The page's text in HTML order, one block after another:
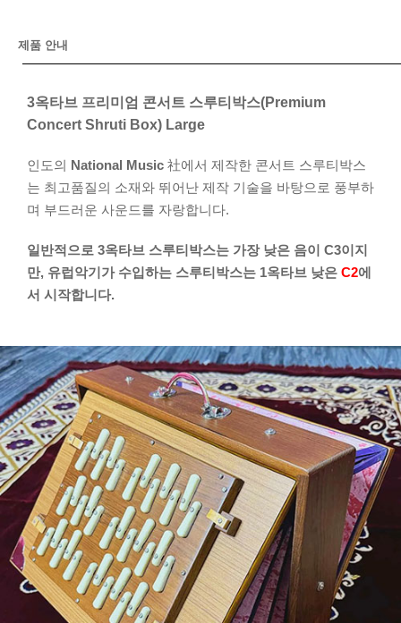
제품 안내
3옥타브 프리미엄 콘서트 스루티박스(Premium
Concert Shruti Box) Large
인도의 National Music 社에서 제작한 콘서트 스루티박스
는 최고품질의 소재와 뛰어난 제작 기술을 바탕으로 풍부하
며 부드러운 사운드를 자랑합니다.
일반적으로 3옥타브 스루티박스는 가장 낮은 음이 C3이지
만, 유럽악기가 수입하는 스루티박스는 1옥타브 낮은 C2에
서 시작합니다.